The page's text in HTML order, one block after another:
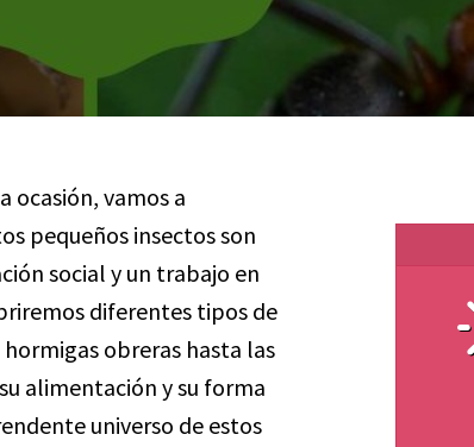
ocasión, vamos a
pequeños insectos son
social y un trabajo en
diferentes tipos de
hormigas obreras hasta las
alimentación y su forma
universo de estos